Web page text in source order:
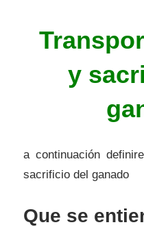
y
a continuación
sacrificio del ganado
Que se